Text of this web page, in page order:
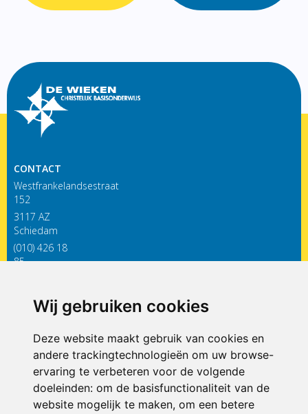
Wij gebruiken cookies
Deze website maakt gebruik van cookies en
andere trackingtechnologieën om uw browse-
ervaring te verbeteren voor de volgende
doeleinden: om de basisfunctionaliteit van de
website mogelijk te maken, om een betere
CONTACT
Westfrankelandsestraat
152
3117 AZ
Schiedam
(010) 426 18
85
ONDERDEEL VAN